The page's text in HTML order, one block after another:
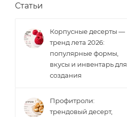
Статьи
Корпусные десерты —
тренд лета 2026:
популярные формы,
вкусы и инвентарь для
создания
Профитроли:
трендовый десерт,